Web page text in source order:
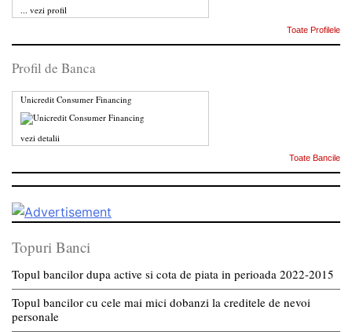
... vezi profil
Toate Profilele
Profil de Banca
Unicredit Consumer Financing
vezi detalii
Toate Bancile
Topuri Banci
Topul bancilor dupa active si cota de piata in perioada 2022-2015
Topul bancilor cu cele mai mici dobanzi la creditele de nevoi
personale